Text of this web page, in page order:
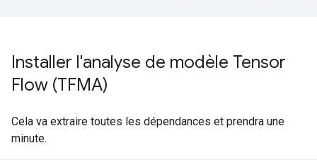
Installer l'analyse de modèle Tensor
Flow (TFMA)
Cela va extraire toutes les dépendances et prendra une
minute.